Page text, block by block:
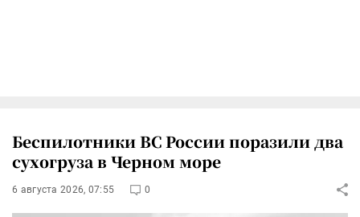
Беспилотники ВС России поразили два
сухогруза в Черном море
6 августа 2026, 07:55 0